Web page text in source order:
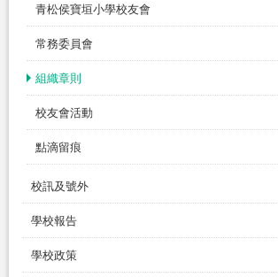
青松侯寶垣小學校友會
常務委員會
組織章則
校友會活動
點滴留痕
校訊及號外
學校報告
學校政策